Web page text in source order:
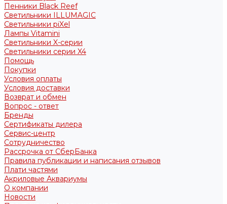
Пенники Black Reef
Светильники ILLUMAGIC
Светильники piXel
Лампы Vitamini
Светильники X-серии
Светильники серии X4
Помощь
Покупки
Условия оплаты
Условия доставки
Возврат и обмен
Вопрос - ответ
Бренды
Сертификаты дилера
Сервис-центр
Сотрудничество
Рассрочка от СберБанка
Правила публикации и написания отзывов
Плати частями
Акриловые Аквариумы
О компании
Новости